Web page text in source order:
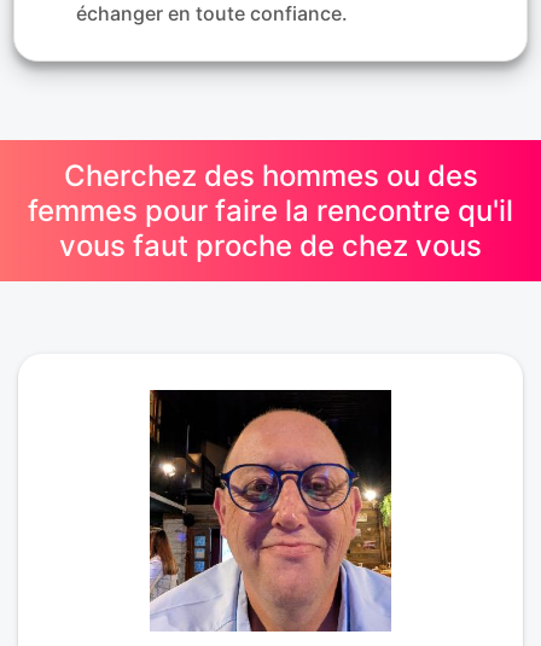
échanger en toute confiance.
Cherchez des hommes ou des
femmes pour faire la rencontre qu'il
vous faut proche de chez vous